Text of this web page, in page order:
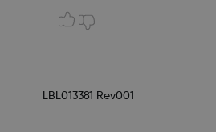
LBL013381 Rev001